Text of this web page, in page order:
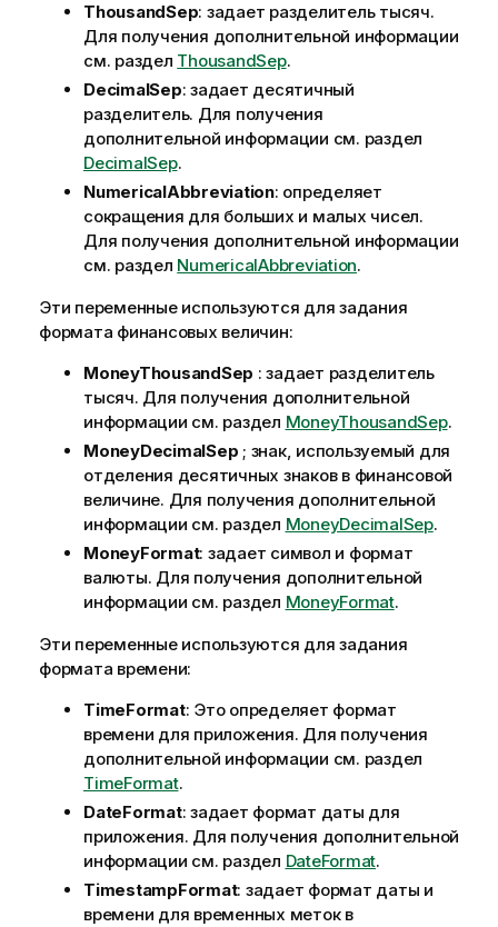
ThousandSep: задает разделитель тысяч.
Для получения дополнительной информации
см. раздел ThousandSep.
DecimalSep: задает десятичный
разделитель. Для получения
дополнительной информации см. раздел
DecimalSep.
NumericalAbbreviation: определяет
сокращения для больших и малых чисел.
Для получения дополнительной информации
см. раздел NumericalAbbreviation.
Эти переменные используются для задания
формата финансовых величин:
MoneyThousandSep : задает разделитель
тысяч. Для получения дополнительной
информации см. раздел MoneyThousandSep.
MoneyDecimalSep ; знак, используемый для
отделения десятичных знаков в финансовой
величине. Для получения дополнительной
информации см. раздел MoneyDecimalSep.
MoneyFormat: задает символ и формат
валюты. Для получения дополнительной
информации см. раздел MoneyFormat.
Эти переменные используются для задания
формата времени:
TimeFormat: Это определяет формат
времени для приложения. Для получения
дополнительной информации см. раздел
TimeFormat.
DateFormat: задает формат даты для
приложения. Для получения дополнительной
информации см. раздел DateFormat.
TimestampFormat: задает формат даты и
времени для временных меток в